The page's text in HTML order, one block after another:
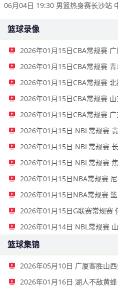
06月04日 19:30 男篮热身赛长沙站
篮球录像
2026年01月15日CBA常规赛
2026年01月15日CBA常规赛
2026年01月15日CBA常规赛
2026年01月15日CBA常规赛
2026年01月15日CBA常规赛
2026年01月15日 NBL常规赛
2026年01月15日 NBL常规赛
2026年01月15日NBA常规赛
2026年01月15日NBA常规赛
2026年01月14日 NBL常规赛
篮球集锦